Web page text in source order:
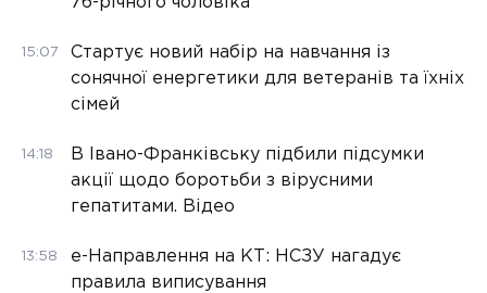
15:07
Стартує новий набір на навчання із
сонячної енергетики для ветеранів та їхніх
сімей
14:18
В Івано-Франківську підбили підсумки
акції щодо боротьби з вірусними
гепатитами. Відео
13:58
е-Направлення на КТ: НСЗУ нагадує
правила виписування